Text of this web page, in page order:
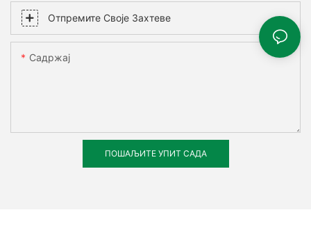
Отпремите Своје Захтеве
Садржај
ПОШАЉИТЕ УПИТ САДА